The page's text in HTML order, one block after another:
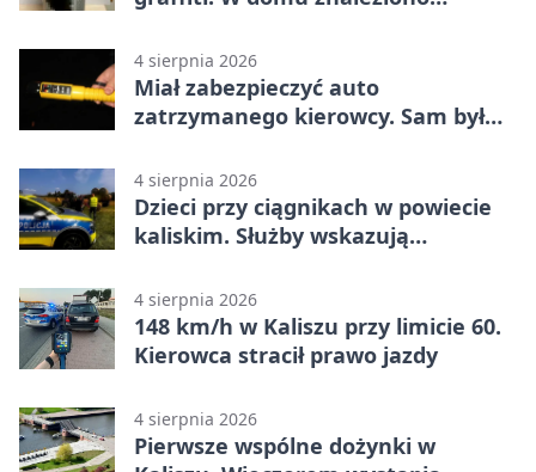
4 sierpnia 2026
Miał zabezpieczyć auto
zatrzymanego kierowcy. Sam był
4 sierpnia 2026
Dzieci przy ciągnikach w powiecie
kaliskim. Służby wskazują
4 sierpnia 2026
148 km/h w Kaliszu przy limicie 60.
Kierowca stracił prawo jazdy
4 sierpnia 2026
Pierwsze wspólne dożynki w